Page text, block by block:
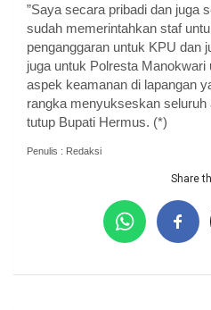
”Saya secara pribadi dan juga
sudah memerintahkan staf
penganggaran untuk KPU dan
juga untuk Polresta
aspek keamanan di lapangan
rangka menyukseskan seluruh
tutup Bupati Hermus. (*)
Penulis : Redaksi
Share